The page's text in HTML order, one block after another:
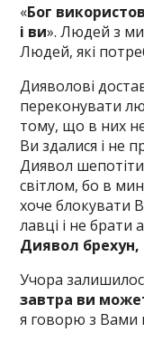
«Бог
і ви». Людей з
Людей, які
Дияволові
переконувати
тому, що в них
Ви здалися і не
Диявол
світлом, бо в
хоче блокувати
лавці і не брати
Диявол
Учора
завтра ви
я говорю з Вами